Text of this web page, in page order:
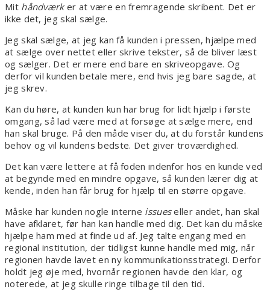
Mit håndværker at være en fremragende skribent. Det er
ikke det, jeg skal sælge.
Jeg skal sælge, at jeg kan få kunden i pressen, hjælpe med
at sælge over nettet eller skrive tekster, så de bliver læst
og sælger. Det er mere end bare en skriveopgave. Og
derfor vil kunden betale mere, end hvis jeg bare sagde, at
jeg skrev.
Kan du høre, at kunden kun har brug for lidt hjælp i første
omgang, så lad være med at forsøge at sælge mere, end
han skal bruge. På den måde viser du, at du forstår kundens
behov og vil kundens bedste. Det giver troværdighed.
Det kan være lettere at få foden indenfor hos en kunde ved
at begynde med en mindre opgave, så kunden lærer dig at
kende, inden han får brug for hjælp til en større opgave.
Måske har kunden nogle interne issueseller andet, han skal
have afklaret, før han kan handle med dig. Det kan du måske
hjælpe ham med at finde ud af. Jeg talte engang med en
regional institution, der tidligst kunne handle med mig, når
regionen havde lavet en ny kommunikationsstrategi. Derfor
holdt jeg øje med, hvornår regionen havde den klar, og
noterede, at jeg skulle ringe tilbage til den tid.